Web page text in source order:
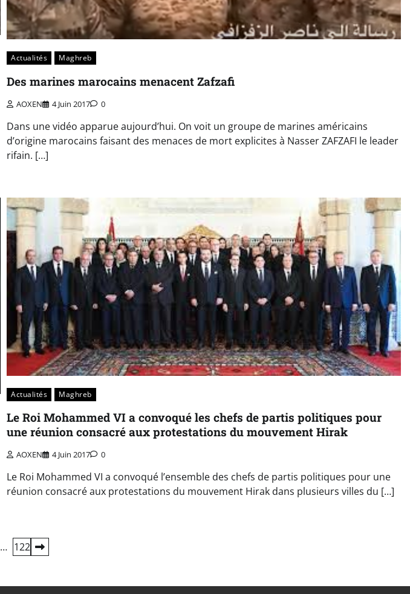
Actualités Maghreb
Des marines marocains menacent Zafzafi
AOXEN 4 Juin 2017 0
Dans une vidéo apparue aujourd’hui. On voit un groupe de marines américains
d’origine marocains faisant des menaces de mort explicites à Nasser ZAFZAFI le leader
rifain. […]
Actualités Maghreb
Le Roi Mohammed VI a convoqué les chefs de partis politiques pour
une réunion consacré aux protestations du mouvement Hirak
AOXEN 4 Juin 2017 0
Le Roi Mohammed VI a convoqué l’ensemble des chefs de partis politiques pour une
réunion consacré aux protestations du mouvement Hirak dans plusieurs villes du […]
… 122